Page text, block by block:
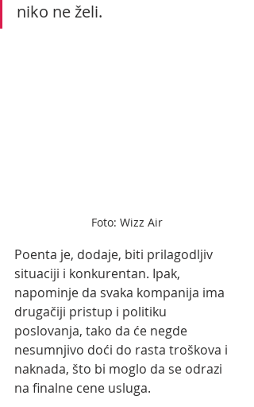
niko ne želi.
Foto: Wizz Air
Poenta je, dodaje, biti prilagodljiv
situaciji i konkurentan. Ipak,
napominje da svaka kompanija ima
drugačiji pristup i politiku
poslovanja, tako da će negde
nesumnjivo doći do rasta troškova i
naknada, što bi moglo da se odrazi
na finalne cene usluga.